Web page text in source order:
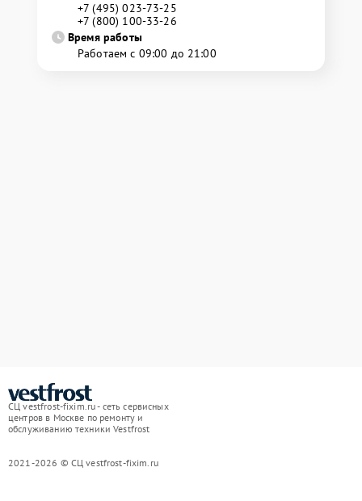
+7 (495) 023-73-25
+7 (800) 100-33-26
Время работы
Работаем с 09:00 до 21:00
СЦ vestfrost-fixim.ru - сеть сервисных
центров в Москве по ремонту и
обслуживанию техники Vestfrost
2021-2026 © СЦ vestfrost-fixim.ru